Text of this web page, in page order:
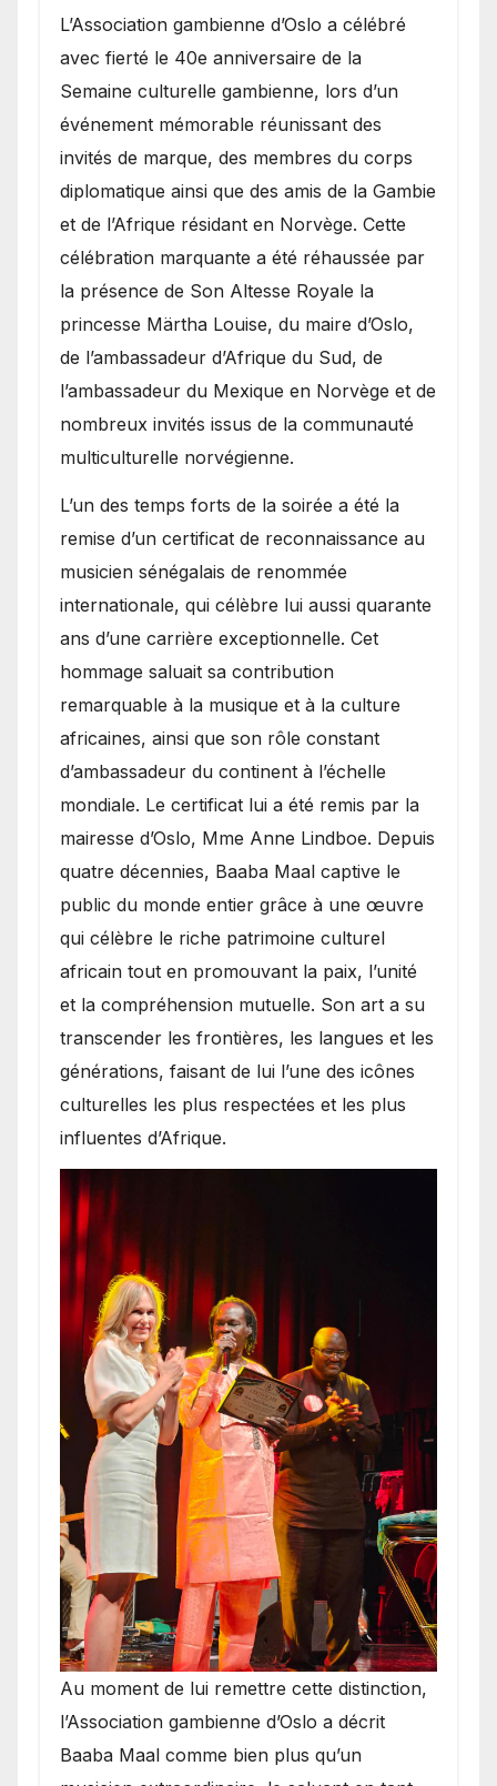
​L’Association gambienne d’Oslo a célébré
avec fierté le 40e anniversaire de la
Semaine culturelle gambienne, lors d’un
événement mémorable réunissant des
invités de marque, des membres du corps
diplomatique ainsi que des amis de la Gambie
et de l’Afrique résidant en Norvège. Cette
célébration marquante a été réhaussée par
la présence de Son Altesse Royale la
princesse Märtha Louise, du maire d’Oslo,
de l’ambassadeur d’Afrique du Sud, de
l’ambassadeur du Mexique en Norvège et de
nombreux invités issus de la communauté
multiculturelle norvégienne.
​L’un des temps forts de la soirée a été la
remise d’un certificat de reconnaissance au
musicien sénégalais de renommée
internationale, qui célèbre lui aussi quarante
ans d’une carrière exceptionnelle. Cet
hommage saluait sa contribution
remarquable à la musique et à la culture
africaines, ainsi que son rôle constant
d’ambassadeur du continent à l’échelle
mondiale. Le certificat lui a été remis par la
mairesse d’Oslo, Mme Anne Lindboe. Depuis
quatre décennies, Baaba Maal captive le
public du monde entier grâce à une œuvre
qui célèbre le riche patrimoine culturel
africain tout en promouvant la paix, l’unité
et la compréhension mutuelle. Son art a su
transcender les frontières, les langues et les
générations, faisant de lui l’une des icônes
culturelles les plus respectées et les plus
influentes d’Afrique.
​Au moment de lui remettre cette distinction,
l’Association gambienne d’Oslo a décrit
Baaba Maal comme bien plus qu’un